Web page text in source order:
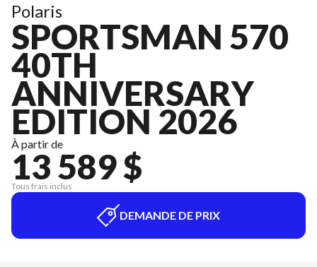
Polaris
SPORTSMAN 570
40TH
ANNIVERSARY
EDITION 2026
À partir de
13 589 $
Tous frais inclus
DEMANDE DE PRIX